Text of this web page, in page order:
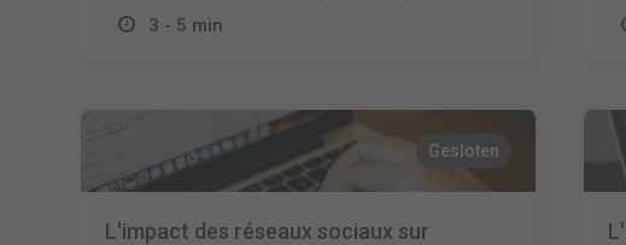
3 - 5 min
Gesloten
L'impact des réseaux sociaux sur